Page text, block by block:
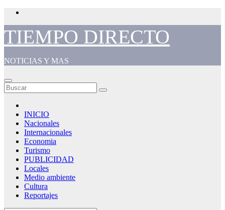
Saltar
contenido
TIEMPO DIRECTO
NOTICIAS Y MAS
INICIO
Nacionales
Internacionales
Economia
Turismo
PUBLICIDAD
Locales
Medio ambiente
Cultura
Reportajes